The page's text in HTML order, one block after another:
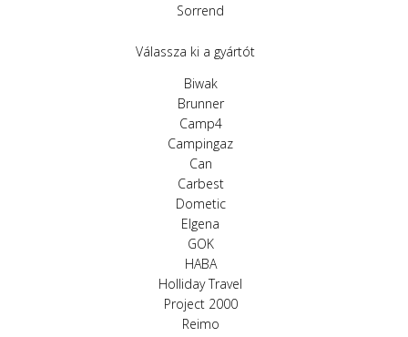
Sorrend
Válassza ki a gyártót
Biwak
Brunner
Camp4
Campingaz
Can
Carbest
Dometic
Elgena
GOK
HABA
Holliday Travel
Project 2000
Reimo